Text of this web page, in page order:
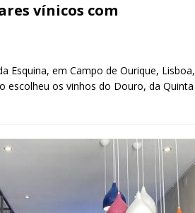
vínicos com
Esquina, em Campo de Ourique, Lisboa,
escolheu os vinhos do Douro, da Quinta